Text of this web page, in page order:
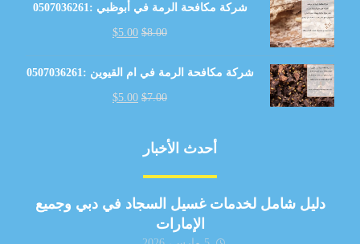
شركة مكافحة الرمة في أبوظبي :0507036261
$8.00
$5.00
شركة مكافحة الرمة في ام القيوين :0507036261
$7.00
$5.00
أحدث الأخبار
دليل شامل لخدمات غسيل السجاد في دبي وجميع
الإمارات